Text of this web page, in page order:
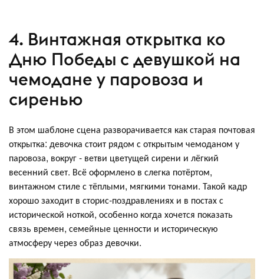
4. Винтажная открытка ко
Дню Победы с девушкой на
чемодане у паровоза и
сиренью
В этом шаблоне сцена разворачивается как старая почтовая
открытка: девочка стоит рядом с открытым чемоданом у
паровоза, вокруг - ветви цветущей сирени и лёгкий
весенний свет. Всё оформлено в слегка потёртом,
винтажном стиле с тёплыми, мягкими тонами. Такой кадр
хорошо заходит в сторис‑поздравлениях и в постах с
исторической ноткой, особенно когда хочется показать
связь времен, семейные ценности и историческую
атмосферу через образ девочки.